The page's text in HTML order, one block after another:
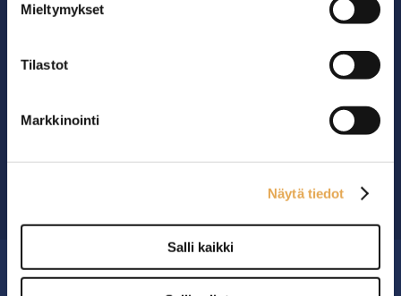
Mieltymykset
Tilastot
Markkinointi
Näytä tiedot
Salli kaikki
Ammattikeittiöiden asialla.